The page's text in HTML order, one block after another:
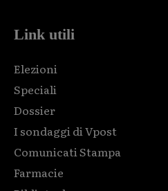
Link utili
Elezioni
Speciali
Dossier
I sondaggi di Vpost
Comunicati Stampa
Farmacie